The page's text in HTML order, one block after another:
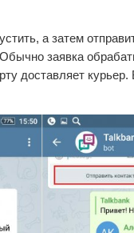
а затем
заявка
доставляет